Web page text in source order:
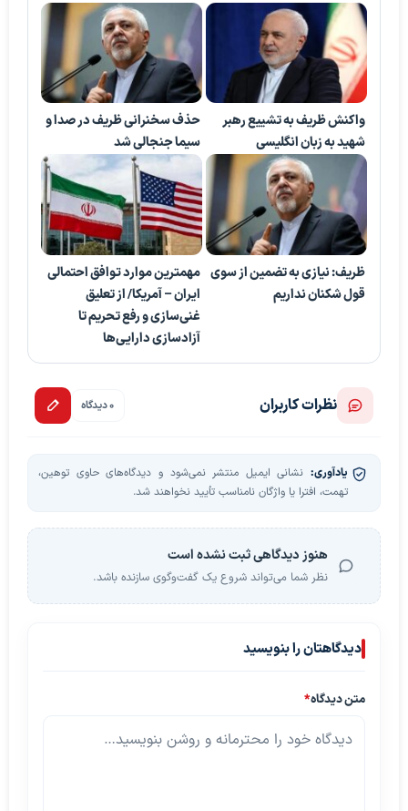
واکنش ظریف به تشییع رهبر
شهید به زبان انگلیسی
حذف سخنرانی ظریف در صدا و
سیما جنجالی شد
ظریف: نیازی به تضمین از سوی
قول شکنان نداریم
مهمترین موارد توافق احتمالی
ایران – آمریکا/ از تعلیق
غنی‌سازی و رفع تحریم تا
آزادسازی دارایی‌ها
نظرات کاربران 0 دیدگاه
یادآوری: نشانی ایمیل منتشر نمی‌شود و دیدگاه‌های حاوی توهین،
تهمت، افترا یا واژگان نامناسب تأیید نخواهند شد.
هنوز دیدگاهی ثبت نشده است
نظر شما می‌تواند شروع یک گفت‌وگوی سازنده باشد.
دیدگاهتان را بنویسید
متن دیدگاه*